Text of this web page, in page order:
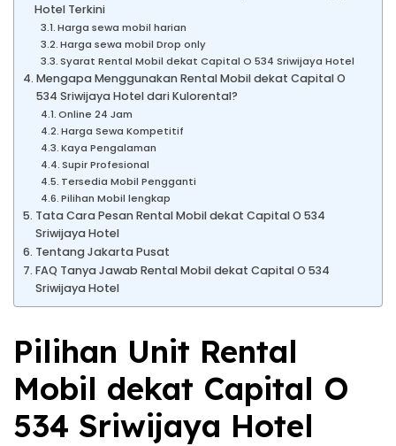
Hotel Terkini
Harga sewa mobil harian
Harga sewa mobil Drop only
Syarat Rental Mobil dekat Capital O 534 Sriwijaya Hotel
Mengapa Menggunakan Rental Mobil dekat Capital O
534 Sriwijaya Hotel dari Kulorental?
Online 24 Jam
Harga Sewa Kompetitif
Kaya Pengalaman
Supir Profesional
Tersedia Mobil Pengganti
Pilihan Mobil lengkap
Tata Cara Pesan Rental Mobil dekat Capital O 534
Sriwijaya Hotel
Tentang Jakarta Pusat
FAQ Tanya Jawab Rental Mobil dekat Capital O 534
Sriwijaya Hotel
Pilihan Unit Rental
Mobil dekat Capital O
534 Sriwijaya Hotel